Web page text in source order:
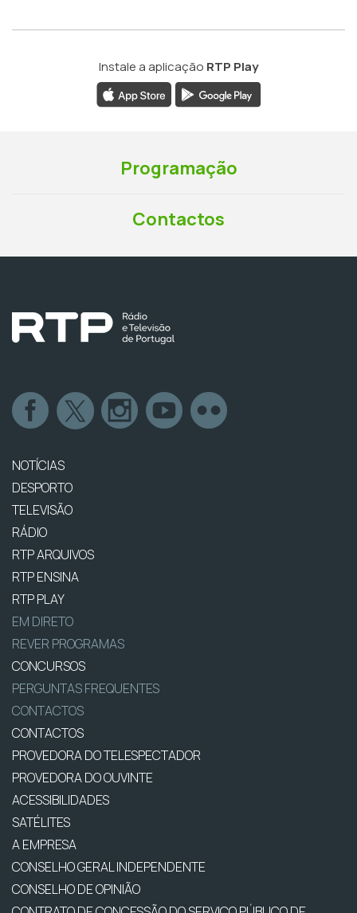
Instale a aplicação RTP Play
Programação
Contactos
NOTÍCIAS
DESPORTO
TELEVISÃO
RÁDIO
RTP ARQUIVOS
RTP ENSINA
RTP PLAY
EM DIRETO
REVER PROGRAMAS
CONCURSOS
PERGUNTAS FREQUENTES
CONTACTOS
CONTACTOS
PROVEDORA DO TELESPECTADOR
PROVEDORA DO OUVINTE
ACESSIBILIDADES
SATÉLITES
A EMPRESA
CONSELHO GERAL INDEPENDENTE
CONSELHO DE OPINIÃO